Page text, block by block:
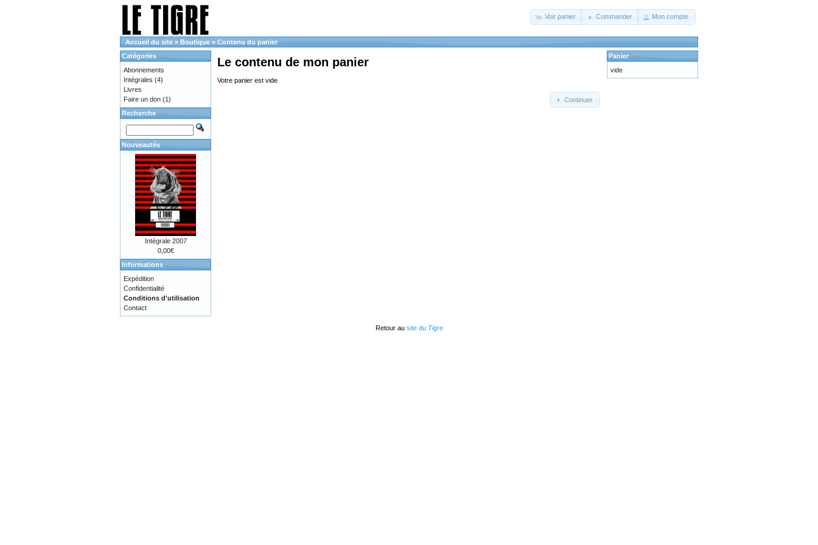
Voir panier Commander Mon compte
Accueil du site » Boutique » Contenu du panier
Le contenu de mon panier
Votre panier est vide
Continuer
Catégories
Abonnements
Intégrales (4)
Livres
Faire un don (1)
Recherche
Nouveautés
Intégrale 2007
0,00€
Informations
Expédition
Confidentialité
Conditions d'utilisation
Contact
Panier
vide
Retour au site du Tigre